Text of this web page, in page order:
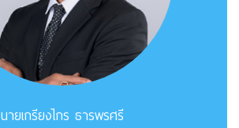
นายเกรียงไกร ธารพรศรี